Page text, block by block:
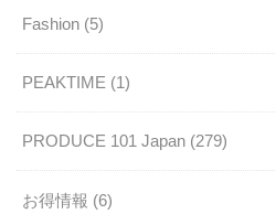
Fashion (5)
PEAKTIME (1)
PRODUCE 101 Japan (279)
お得情報 (6)